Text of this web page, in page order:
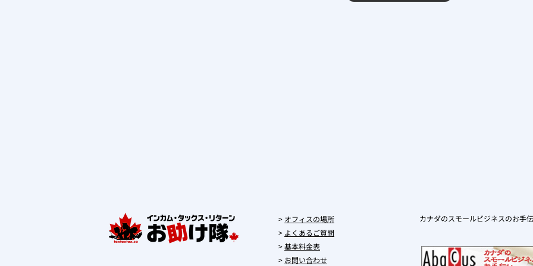
> オフィスの場所
> よくあるご質問
>基本料金表
> お問い合わせ
カナダのスモールビジネスのお手